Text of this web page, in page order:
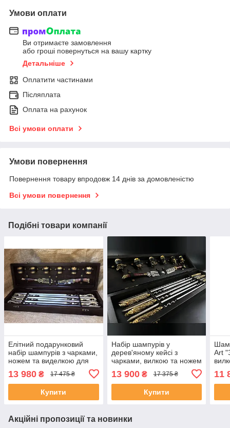
Умови оплати
Ви отримаєте замовлення
або гроші повернуться на вашу картку
Детальніше
Оплатити частинами
Післяплата
Оплата на рахунок
Всі умови оплати
Умови повернення
Повернення товару впродовж 14 днів за домовленістю
Всі умови повернення
Подібні товари компанії
Елітний подарунковий
набір шампурів з чарками,
ножем та виделкою для
подарунок чоловікові на
ювілей
13 980 ₴ 17 475 ₴
Купити
Набір шампурів у
дерев'яному кейсі з
чарками, вилкою та ножем
14 предметів "Мисливець"
на подарунок директору
13 900₴ 17 375 ₴
Купити
Art
11
Акційні пропозиції та новинки